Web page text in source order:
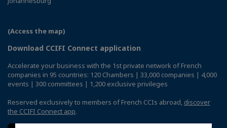
(Access the map)
Download CCIFI Connect application
Accelerate your business with the 1st private network of French
companies in 95 countries: 120 Chambers | 33,000 companies | 4,000
events | 300 committees | 1,200 exclusive privileges
Reserved exclusively to members of French CCIs abroad, discover
the CCIFI Connect app.